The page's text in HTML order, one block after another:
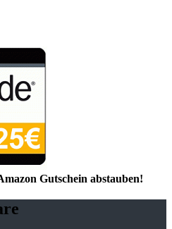
Gutschein abstauben!